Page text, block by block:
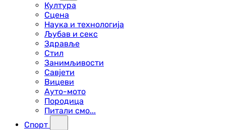
Култура
Сцена
Наука и технологија
Љубав и секс
Здравље
Стил
Занимљивости
Савјети
Вицеви
Ауто-мото
Породица
Питали смо...
Спорт